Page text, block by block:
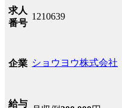
求人
番号
1210639
企業 ショウヨウ株式会社
給与